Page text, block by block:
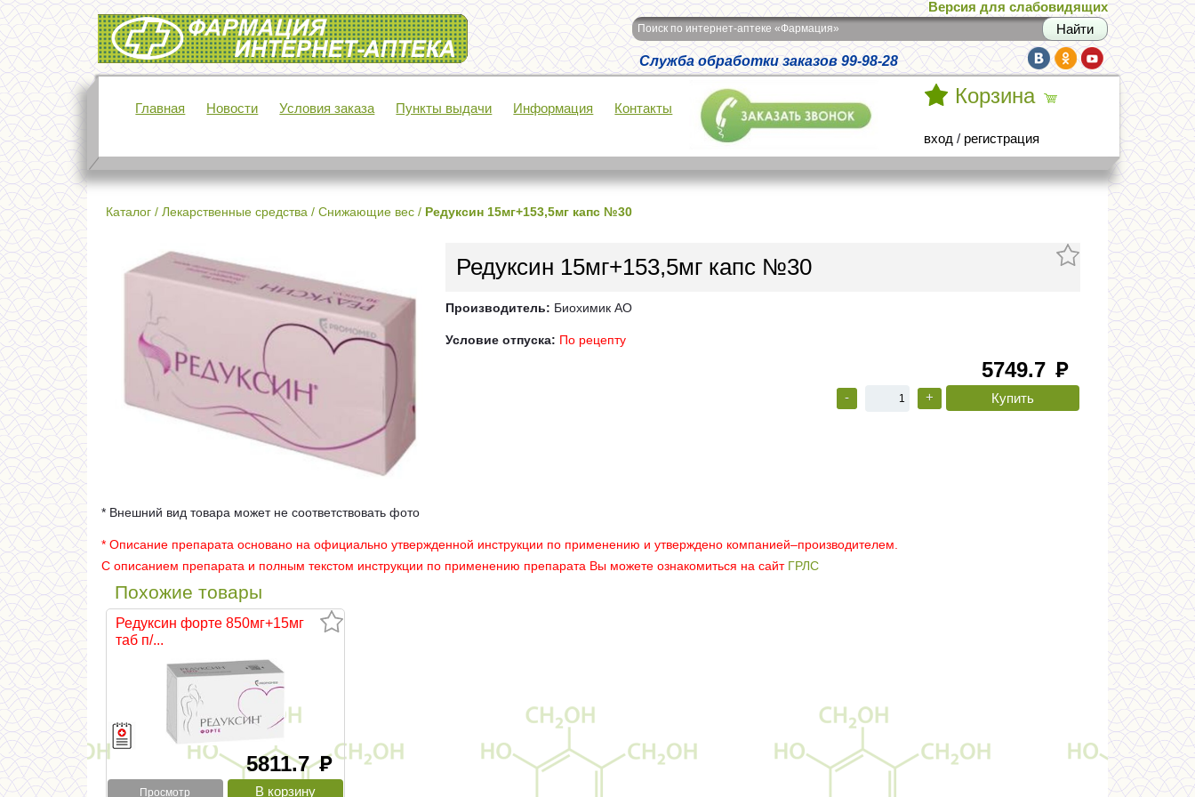
Интернет-аптека Фармация
Версия для слабовидящих
Поиск по интернет-аптеке «Фармация»
Служба обработки заказов 99-98-28
Главная Новости Условия заказа Пункты выдачи Информация Контакты
Корзина
вход / регистрация
Каталог / Лекарственные средства / Снижающие вес / Редуксин 15мг+153,5мг капс №30
Редуксин 15мг+153,5мг капс №30
Производитель: Биохимик АО
Условие отпуска: По рецепту
5749.7 руб
- +
* Внешний вид товара может не соответствовать фото
* Описание препарата основано на официально утвержденной инструкции по применению и утверждено компанией–производителем.
С описанием препарата и полным текстом инструкции по применению препарата Вы можете ознакомиться на сайт ГРЛС
Похожие товары
Редуксин форте 850мг+15мг
таб п/...
5811.7руб
Просмотр